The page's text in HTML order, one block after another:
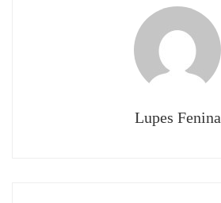
Lupes Fenina